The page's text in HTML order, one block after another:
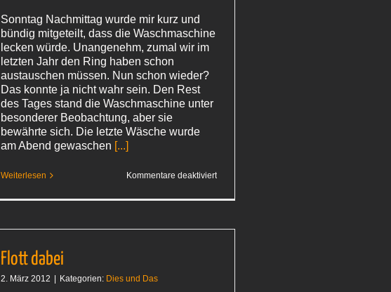
Sonntag Nachmittag wurde mir kurz und
bündig mitgeteilt, dass die Waschmaschine
lecken würde. Unangenehm, zumal wir im
letzten Jahr den Ring haben schon
austauschen müssen. Nun schon wieder?
Das konnte ja nicht wahr sein. Den Rest
des Tages stand die Waschmaschine unter
besonderer Beobachtung, aber sie
bewährte sich. Die letzte Wäsche wurde
am Abend gewaschen [...]
Weiterlesen Kommentare deaktiviertfür
Flott dabei
2. März 2012 Kategorien: Dies und Das